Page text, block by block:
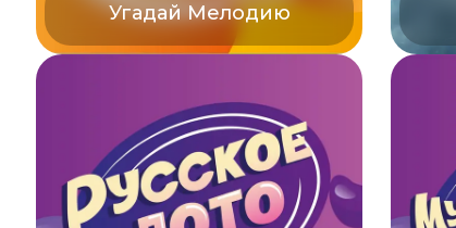
Угадай Мелодию